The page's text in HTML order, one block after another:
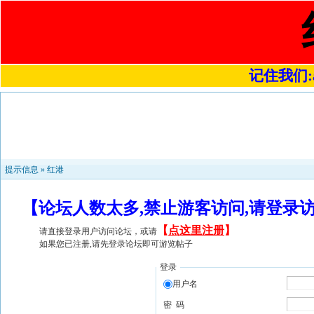
记住我们
提示信息 » 红港
【论坛人数太多,禁止游客访问,请登
请直接登录用户访问论坛，或请 【 点这里注册】
如果您已注册,请先登录论坛即可游览帖子
登录
用户名
密 码